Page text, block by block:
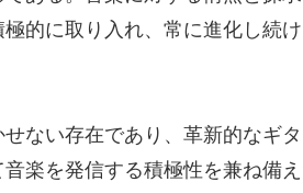
的に取り入れ、常に進化し続
ない存在であり、革新的なギ
楽を発信する積極性を兼ね備